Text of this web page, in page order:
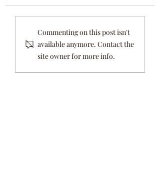
την βελτιστοποιούμε;
Commenting on this post isn't
available anymore. Contact the
site owner for more info.